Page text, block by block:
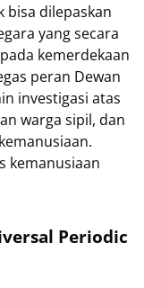
bisa dilepaskan
yang secara
kemerdekaan
peran Dewan
investigasi atas
warga sipil, dan
kemanusiaan
Periodic